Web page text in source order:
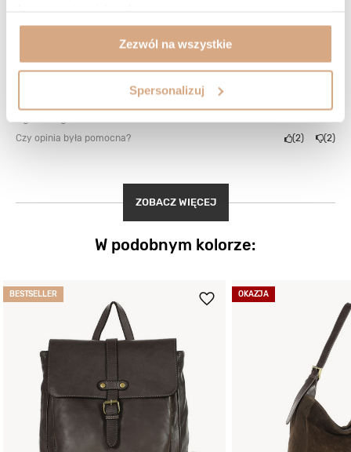
Zezwól na wszystkie
Spersonalizuj
Opinia potwierdzona zakupem
Odcień: brąz caffe 2026-01-17
Czy opinia była pomocna? 2 2
ZOBACZ WIĘCEJ
W podobnym kolorze:
BESTSELLER OKAZJA